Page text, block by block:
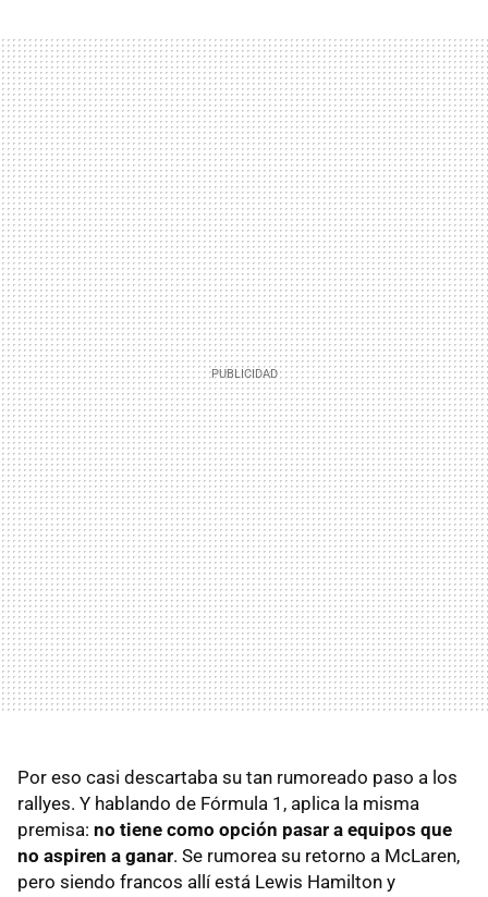
Por eso casi descartaba su tan rumoreado paso a los
rallyes. Y hablando de Fórmula 1, aplica la misma
premisa: no tiene como opción pasar a equipos que
no aspiren a ganar. Se rumorea su retorno a McLaren,
pero siendo francos allí está Lewis Hamilton y